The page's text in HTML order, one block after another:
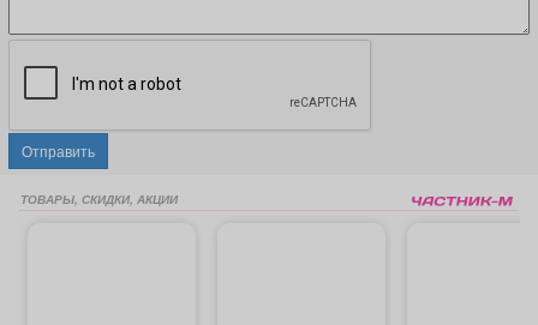
Отправить
ТОВАРЫ, СКИДКИ, АКЦИИ